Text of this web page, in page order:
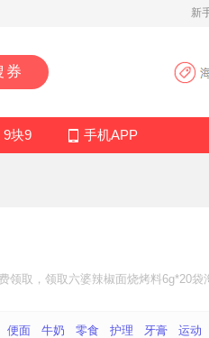
新
券
9块9 手机APP
费领取，领取六婆辣椒面烧烤料6g*20袋
便面 牛奶 零食 护理 牙膏 运动